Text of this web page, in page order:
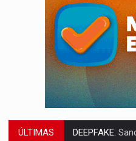
ÚLTIMAS COLEGIADO: